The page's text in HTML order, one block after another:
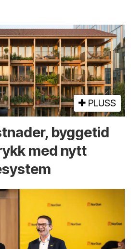
PLUSS
byggetid
med nytt